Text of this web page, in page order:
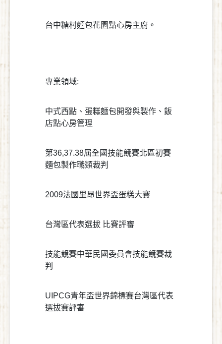
台中糖村麵包花園點心房主廚。
專業領域:
中式西點、蛋糕麵包開發與製作、飯
店點心房管理
第36,37.38屆全國技能競賽北區初賽
麵包製作職類裁判
2009法國里昂世界盃蛋糕大賽
台灣區代表選拔 比賽評審
技能競賽中華民國委員會技能競賽裁
判
UIPCG青年盃世界錦標賽台灣區代表
選拔賽評審